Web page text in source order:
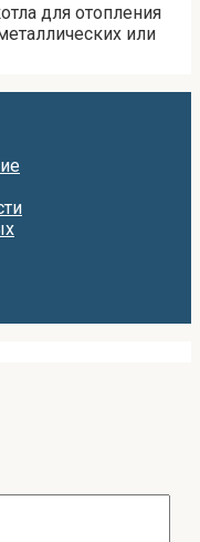
для отопления
или